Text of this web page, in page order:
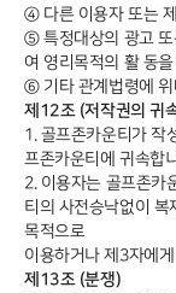
④ 다른 이용자 또는
⑤ 특정대상의 광고 또
여 영리목적의 활 동
⑥ 기타 관계법령에 위
제12조 (저작권의 귀
1. 골프존카운티가 작
프존카운티에 귀속합
2. 이용자는 골프존카
티의 사전승낙없이 복
목적으로
이용하거나 제3자에
제13조 (분쟁)